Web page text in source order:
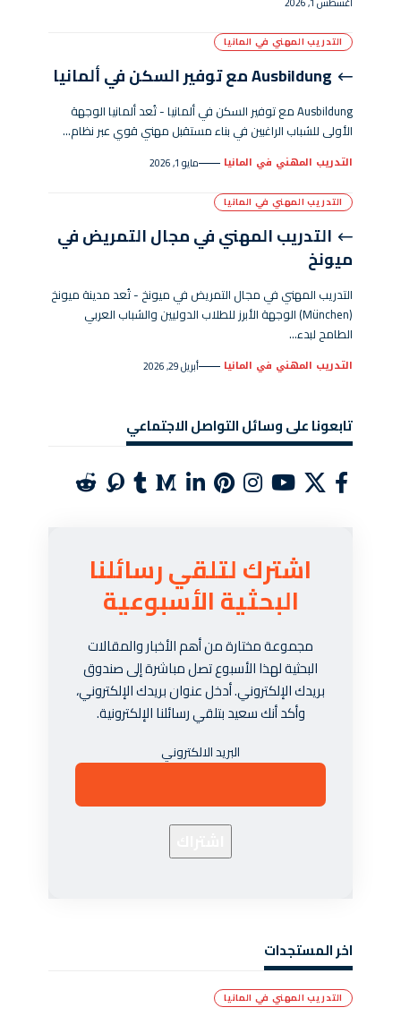
التدريب المهني في المانيا
Ausbildung مع توفير السكن في ألمانيا
Ausbildung مع توفير السكن في ألمانيا - تُعد ألمانيا الوجهة
الأولى للشباب الراغبين في بناء مستقبل مهني قوي عبر نظام…
التدريب المهني في المانيا مايو 1, 2026
التدريب المهني في المانيا
التدريب المهني في مجال التمريض في
ميونخ
التدريب المهني في مجال التمريض في ميونخ - تُعد مدينة ميونخ
(München) الوجهة الأبرز للطلاب الدوليين والشباب العربي
الطامح لبدء…
التدريب المهني في المانيا أبريل 29, 2026
تابعونا على وسائل التواصل الاجتماعي
اشترك لتلقي رسائلنا
البحثية الأسبوعية
مجموعة مختارة من أهم الأخبار والمقالات
البحثية لهذا الأسبوع تصل مباشرة إلى صندوق
بريدك الإلكتروني. أدخل عنوان بريدك الإلكتروني،
وأكد أنك سعيد بتلقي رسائلنا الإلكترونية.
البريد الالكتروني
اخر المستجدات
التدريب المهني في المانيا